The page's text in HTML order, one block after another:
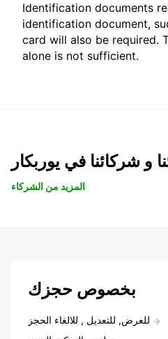
Identification documents
identification document,
card will also be required.
alone is not sufficient.
و شركائنا في يوربكار
المزيد من الشركاء
بخصوص حجزك
للعرض, للتعديل , للالغاء الحجز